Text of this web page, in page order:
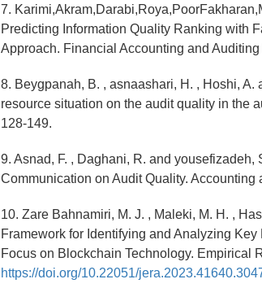
7.
Predicting Information Quality Ranking with
Approach. Financial Accounting and
8. Beygpanah, B. , asnaashari, H. , Hoshi, A.
resource situation on the audit quality in the
128-149.
9. Asnad, F. , Daghani, R. and yousefizadeh,
Communication on Audit Quality.
10. Zare Bahnamiri, M. J. , Maleki, M. H. ,
Framework for Identifying and Analyzing
Focus on Blockchain Technology. Empirical
https://doi.org/10.22051/